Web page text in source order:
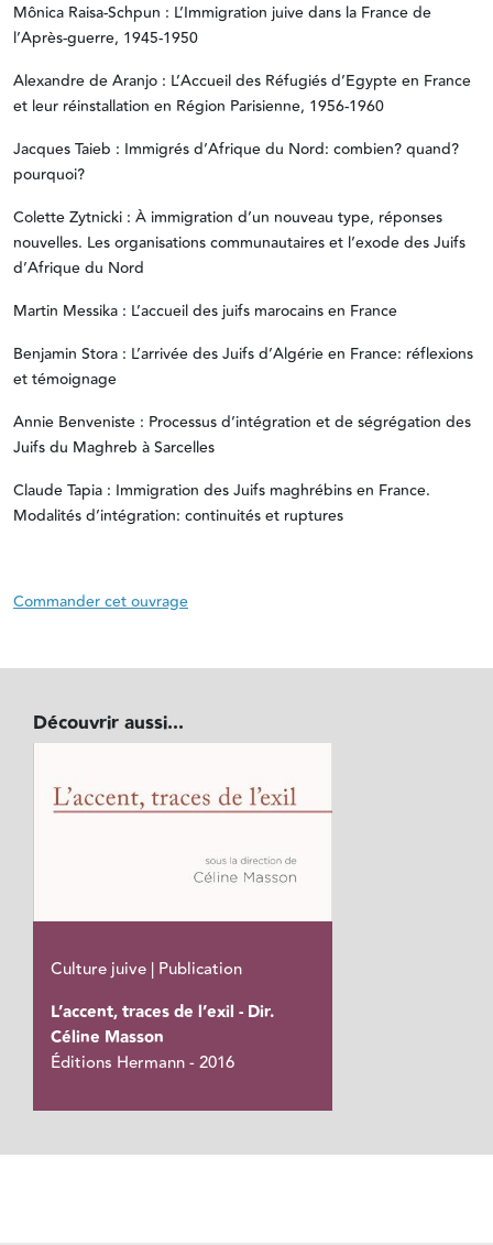
Mônica Raisa-Schpun : L’Immigration juive dans la France de
l’Après-guerre, 1945-1950
Alexandre de Aranjo : L’Accueil des Réfugiés d’Egypte en France
et leur réinstallation en Région Parisienne, 1956-1960
Jacques Taieb : Immigrés d’Afrique du Nord: combien? quand?
pourquoi?
Colette Zytnicki : À immigration d’un nouveau type, réponses
nouvelles. Les organisations communautaires et l’exode des Juifs
d’Afrique du Nord
Martin Messika : L’accueil des juifs marocains en France
Benjamin Stora : L’arrivée des Juifs d’Algérie en France: réflexions
et témoignage
Annie Benveniste : Processus d’intégration et de ségrégation des
Juifs du Maghreb à Sarcelles
Claude Tapia : Immigration des Juifs maghrébins en France.
Modalités d’intégration: continuités et ruptures
Commander cet ouvrage
Découvrir aussi...
Culture juive | Publication
L’accent, traces de l’exil - Dir.
Céline Masson
Éditions Hermann - 2016